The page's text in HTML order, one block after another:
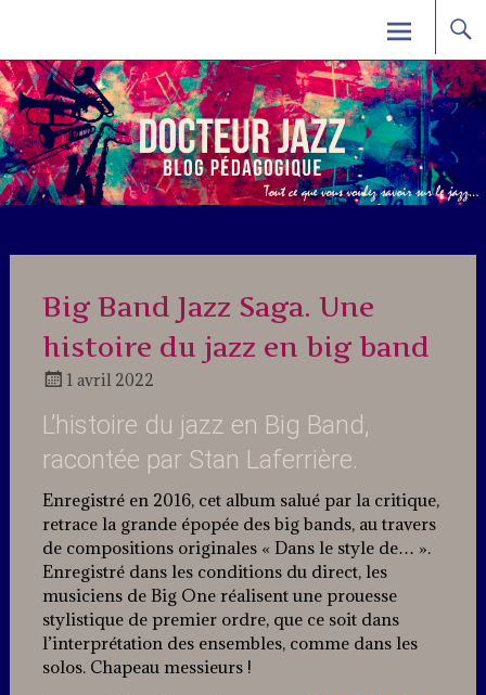
content
Big Band Jazz Saga. Une
histoire du jazz en big band
1 avril 2022
Jazz
L’histoire du jazz en Big Band,
racontée par Stan Laferrière.
Enregistré en 2016, cet album salué par la critique,
retrace la grande épopée des big bands, au travers
de compositions originales « Dans le style de… ».
Enregistré dans les conditions du direct, les
musiciens de Big One réalisent une prouesse
stylistique de premier ordre, que ce soit dans
l’interprétation des ensembles, comme dans les
solos. Chapeau messieurs !